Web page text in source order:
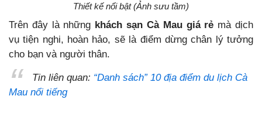
Thiết kế nổi bật (Ảnh sưu tầm)
Trên đây là những khách sạn Cà Mau giá rẻ mà dịch
vụ tiện nghi, hoàn hảo, sẽ là điểm dừng chân lý tưởng
cho bạn và người thân.
Tin liên quan: “Danh sách” 10 địa điểm du lịch Cà
Mau nổi tiếng